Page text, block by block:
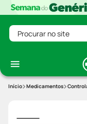
Procurar no site
Medicamentos